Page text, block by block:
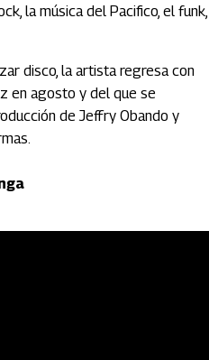
la música del Pacifico, el funk,
disco, la artista regresa con
en agosto y del que se
de Jeffry Obando y